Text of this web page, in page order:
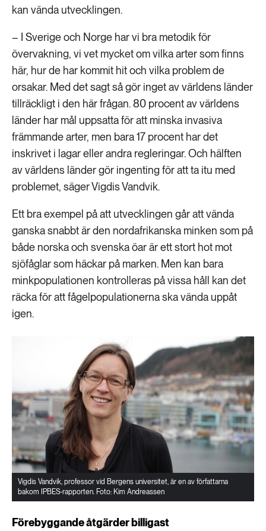
kan vända utvecklingen.
– I Sverige och Norge har vi bra metodik för
övervakning, vi vet mycket om vilka arter som finns
här, hur de har kommit hit och vilka problem de
orsakar. Med det sagt så gör inget av världens länder
tillräckligt i den här frågan. 80 procent av världens
länder har mål uppsatta för att minska invasiva
främmande arter, men bara 17 procent har det
inskrivet i lagar eller andra regleringar. Och hälften
av världens länder gör ingenting för att ta itu med
problemet, säger Vigdis Vandvik.
Ett bra exempel på att utvecklingen går att vända
ganska snabbt är den nordafrikanska minken som på
både norska och svenska öar är ett stort hot mot
sjöfåglar som häckar på marken. Men kan bara
minkpopulationen kontrolleras på vissa håll kan det
räcka för att fågelpopulationerna ska vända uppåt
igen.
Vigdis Vandvik, professor vid Bergens universitet, är en av författarna
bakom IPBES-rapporten. Foto: Kim Andreassen
Förebyggande åtgärder billigast